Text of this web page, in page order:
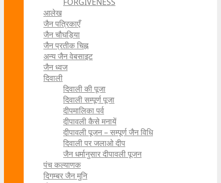
आलेख
जैन पत्रिकाएँ
जैन चौघड़िया
जैन प्रतीक चिह्न
अन्य जैन वेबसाइट
जैन ध्वज
दिवाली
दिवाली की पूजा
दिवाली सम्पूर्ण पूजा
दीपमालिका पर्व
दीपावली कैसे मनायें
दीपावली पूजन – सम्पूर्ण जैन विधि
दिवाली पर जलाओ दीप
जैन धर्मानुसार दीपावली पूजन
पंच कल्याणक
दिगम्बर जैन मुनि